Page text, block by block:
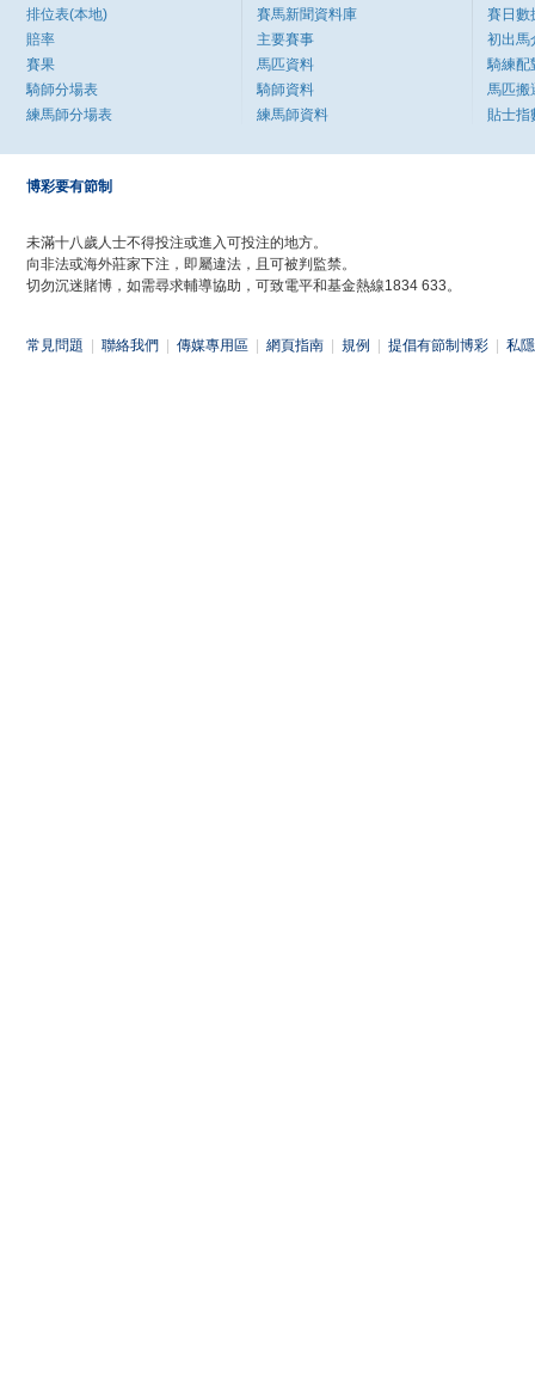
排位表(本地)
賠率
賽果
騎師分場表
練馬師分場表
賽馬新聞資料庫
主要賽事
馬匹資料
騎師資料
練馬師資料
賽日數
初出馬
騎練配
馬匹搬
貼士指
博彩要有節制
未滿十八歲人士不得投注或進入可投注的地方。
向非法或海外莊家下注，即屬違法，且可被判監禁。
切勿沉迷賭博，如需尋求輔導協助，可致電平和基金熱線1834 633。
常見問題 聯絡我們 傳媒專用區 網頁指南 規例 提倡有節制博彩 私